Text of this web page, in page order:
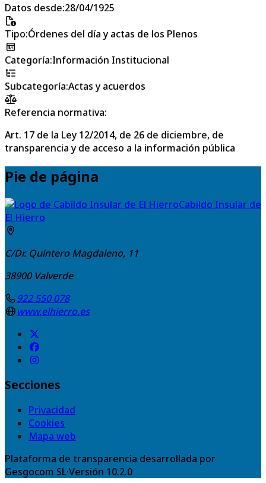
Datos desde:28/04/1925
Tipo:Órdenes del día y actas de los Plenos
Categoría:Información Institucional
Subcategoría:Actas y acuerdos
Referencia normativa:
Art. 17 de la Ley 12/2014, de 26 de diciembre, de
transparencia y de acceso a la información pública
Pie de página
Cabildo Insular de
El Hierro
C/Dr. Quintero Magdaleno, 11
38900 Valverde
922 550 078
www.elhierro.es
Secciones
Privacidad
Cookies
Mapa web
Plataforma de transparencia desarrollada por
Gesgocom SL·Versión 10.2.0